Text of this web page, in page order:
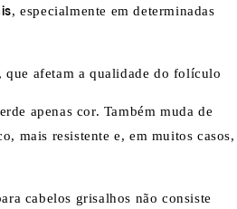
, especialmente em determinadas
, que afetam a qualidade do folículo
apenas cor. Também muda de
mais resistente e, em muitos casos,
cabelos grisalhos não consiste